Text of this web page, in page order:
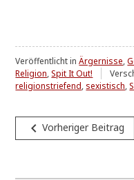
Veröffentlicht inÄrgernisse,
Religion,Spit It Out!
religionstriefend, sexistisch,
navigate_beforeVorheriger Beitrag